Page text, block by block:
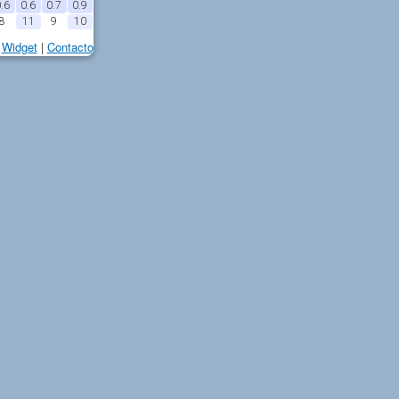
0.6 0.7 0.9
8 11 9 10
Widget| Contacto